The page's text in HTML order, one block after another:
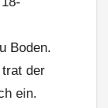
Boden.
trat der
ein.